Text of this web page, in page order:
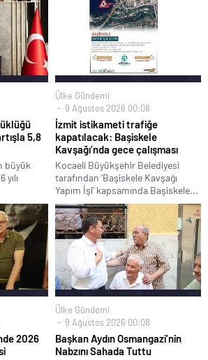
5,8
büyük
yılı
Ülke Gündemi
9 Ağustos 2026 00:08
İzmit istikameti trafiğe
kapatılacak: Başiskele
Kavşağı’nda gece çalışması
Kocaeli Büyükşehir Belediyesi
tarafından ‘Başiskele Kavşağı
Yapım İşi’ kapsamında Başiskele...
2026
Ülke Gündemi
9 Ağustos 2026 00:08
Başkan Aydın Osmangazi’nin
Nabzını Sahada Tuttu